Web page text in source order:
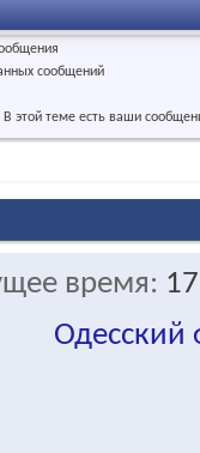
сообщений
В этой теме есть ваши
время:
Одесский